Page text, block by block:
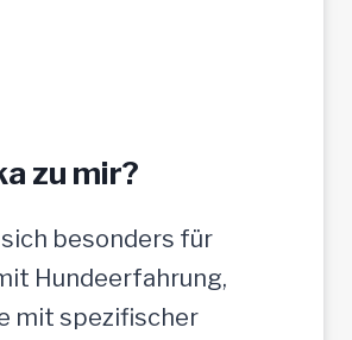
zu mir?
besonders für
Hundeerfahrung,
mit spezifischer